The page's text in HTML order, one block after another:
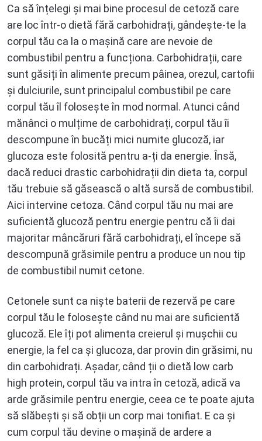
Ca să înțelegi și mai bine procesul de cetoză care
are loc într-o dietă fără carbohidrați, gândește-te la
corpul tău ca la o mașină care are nevoie de
combustibil pentru a funcționa. Carbohidrații, care
sunt găsiți în alimente precum pâinea, orezul, cartofii
și dulciurile, sunt principalul combustibil pe care
corpul tău îl folosește în mod normal. Atunci când
mănânci o mulțime de carbohidrați, corpul tău îi
descompune în bucăți mici numite glucoză, iar
glucoza este folosită pentru a-ți da energie. Însă,
dacă reduci drastic carbohidrații din dieta ta, corpul
tău trebuie să găsească o altă sursă de combustibil.
Aici intervine cetoza. Când corpul tău nu mai are
suficientă glucoză pentru energie pentru că îi dai
majoritar mâncăruri fără carbohidrați, el începe să
descompună grăsimile pentru a produce un nou tip
de combustibil numit cetone.
Cetonele sunt ca niște baterii de rezervă pe care
corpul tău le folosește când nu mai are suficientă
glucoză. Ele îți pot alimenta creierul și mușchii cu
energie, la fel ca și glucoza, dar provin din grăsimi, nu
din carbohidrați. Așadar, când ții o dietă low carb
high protein, corpul tău va intra în cetoză, adică va
arde grăsimile pentru energie, ceea ce te poate ajuta
să slăbești și să obții un corp mai tonifiat. E ca și
cum corpul tău devine o mașină de ardere a